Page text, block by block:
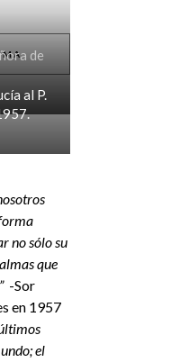
de
al P.
no sólo su
que
-Sor
en 1957
el